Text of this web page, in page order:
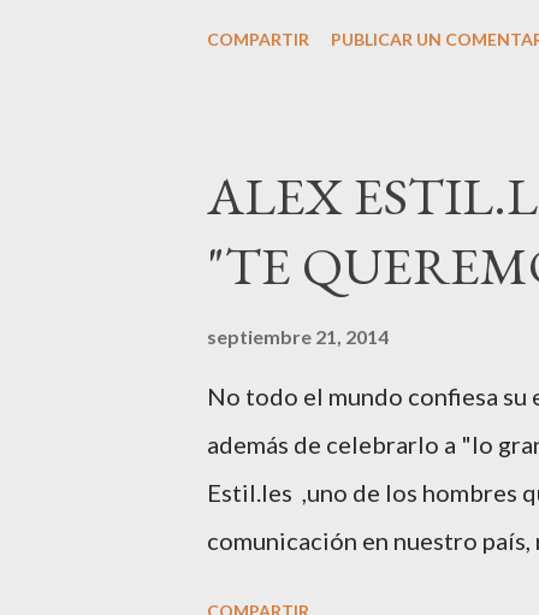
precioso niño. Marta ha sido
meses de embarazo tuvo que
llamado
Marta tiró adelante con el
modelos que ha sido padre
top que desfiló en las mejores
COMPARTIR PUBLICAR UN
ALEX
"TE
septiembre 21, 2014
No todo el mundo confiesa su
además de celebrarlo a "lo
Estil.les ,uno de los hombres
comunicación en nuestro